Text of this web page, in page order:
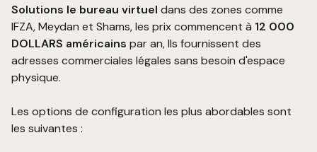
Solutions le bureau virtuel dans des zones comme
IFZA, Meydan et Shams, les prix commencent à 12 000
DOLLARS américains par an, Ils fournissent des
adresses commerciales légales sans besoin d'espace
physique.
Les options de configuration les plus abordables sont
les suivantes :